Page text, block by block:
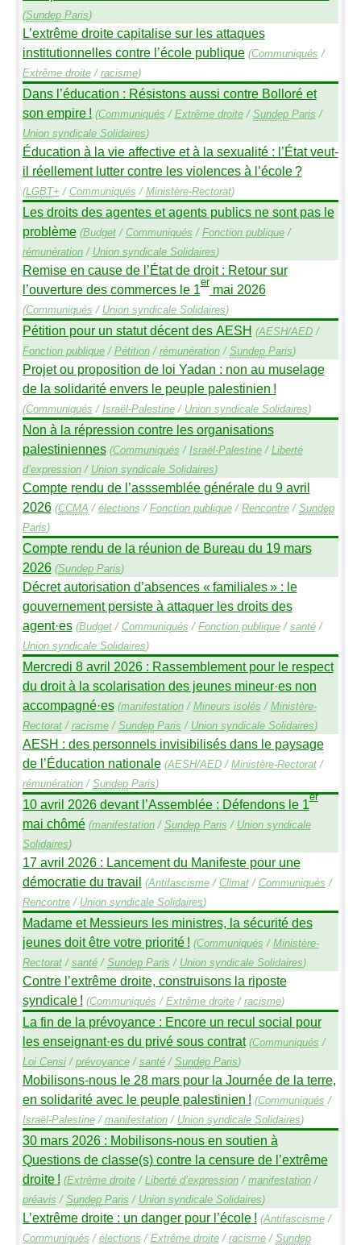
(SundepParis)
L’extrême droite capitalise sur les attaques
institutionnelles contre l’école publique (Communiqués /
Extrême droite/ racisme)
Dans l’éducation : Résistons aussi contre Bolloré et
son empire ! (Communiqués / Extrême droite/ SundepParis /
Union syndicale Solidaires)
Éducation à la vie affective et à la sexualité : l’État veut-
il réellement lutter contre les violences à l’école?
(LGBT+ / Communiqués / Ministère-Rectorat)
Les droits des agentes et agents publics ne sont pas le
problème (Budget/ Communiqués / Fonction publique/
rémunération/ Union syndicale Solidaires)
Remise en cause de l’État de droit : Retour sur
l’ouverture des commerces le 1ermai 2026
(Communiqués / Union syndicale Solidaires)
Pétition pour un statut décent des AESH (AESH/AED/
Fonction publique/ Pétition/ rémunération/ SundepParis)
Projet ou proposition de loi Yadan : non au muselage
de la solidarité envers le peuple palestinien !
(Communiqués / Israël-Palestine/ Union syndicale Solidaires)
Non à la répression contre les organisations
palestiniennes (Communiqués / Israël-Palestine/ Liberté
d’expression/ Union syndicale Solidaires)
Compte rendu de l’asssemblée générale du 9 avril
2026 (CCMA / élections / Fonction publique/ Rencontre/ Sundep
Paris)
Compte rendu de la réunion de Bureau du 19 mars
2026 (SundepParis)
Décret autorisation d’absences «familiales» : le
gouvernement persiste à attaquer les droits des
agent·es (Budget/ Communiqués / Fonction publique/ santé/
Union syndicale Solidaires)
Mercredi 8 avril 2026 : Rassemblement pour le respect
du droit à la scolarisation des jeunes mineur·es non
accompagné·es (manifestation/ Mineurs isolés / Ministère-
Rectorat/ racisme/ SundepParis / Union syndicale Solidaires)
AESH : des personnels invisibilisés dans le paysage
de l’Éducation nationale (AESH/AED/ Ministère-Rectorat/
rémunération/ SundepParis)
10 avril 2026 devant l’Assemblée : Défendons le 1er
mai chômé (manifestation/ SundepParis / Union syndicale
Solidaires)
17 avril 2026 : Lancement du Manifeste pour une
démocratie du travail (Antifascisme/ Climat/ Communiqués /
Rencontre/ Union syndicale Solidaires)
Madame et Messieurs les ministres, la sécurité des
jeunes doit être votre priorité ! (Communiqués / Ministère-
Rectorat/ santé/ SundepParis / Union syndicale Solidaires)
Contre l’extrême droite, construisons la riposte
syndicale ! (Communiqués / Extrême droite/ racisme)
La fin de la prévoyance : Encore un recul social pour
les enseignant·es du privé sous contrat (Communiqués /
Loi Censi/ prévoyance/ santé/ SundepParis)
Mobilisons-nous le 28 mars pour la Journée de la terre,
en solidarité avec le peuple palestinien ! (Communiqués /
Israël-Palestine/ manifestation/ Union syndicale Solidaires)
30 mars 2026 : Mobilisons-nous en soutien à
Questions de classe(s) contre la censure de l’extrême
droite ! (Extrême droite/ Liberté d’expression/ manifestation/
préavis / SundepParis / Union syndicale Solidaires)
L’extrême droite : un danger pour l’école ! (Antifascisme/
Communiqués / élections / Extrême droite/ racisme/ Sundep